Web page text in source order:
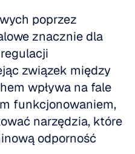
poprzez
związek między
wpływa na fale
funkcjonowaniem,
narzędzia, które
odporność